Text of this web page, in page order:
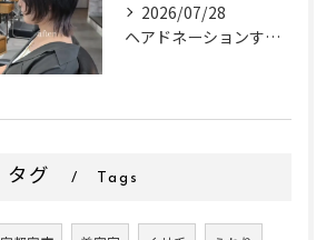
2026/07/28
ヘアドネーションするお客様✂
タグ Tags